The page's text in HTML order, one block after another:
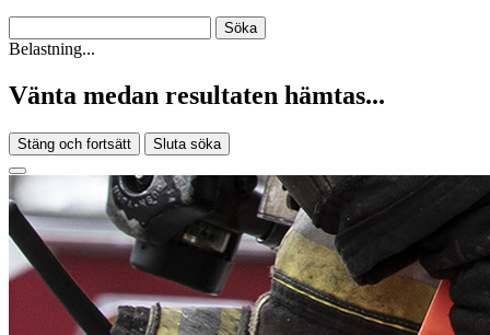
Belastning...
Vänta medan resultaten hämtas...
Stäng och fortsätt Sluta söka